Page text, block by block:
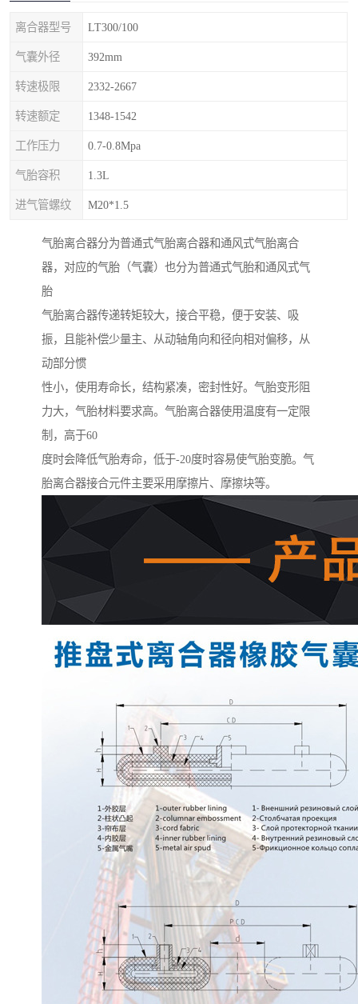
离合器型号 LT300/100
气囊外径 392mm
转速极限 2332-2667
转速额定 1348-1542
工作压力 0.7-0.8Mpa
气胎容积 1.3L
进气管螺纹 M20*1.5
气胎离合器分为普通式气胎离合器和通风式气胎离合
器，对应的气胎（气囊）也分为普通式气胎和通风式气
胎
气胎离合器传递转矩较大，接合平稳，便于安装、吸
振，且能补偿少量主、从动轴角向和径向相对偏移，从
动部分惯
性小，使用寿命长，结构紧凑，密封性好。气胎变形阻
力大，气胎材料要求高。气胎离合器使用温度有一定限
制，高于60
度时会降低气胎寿命，低于-20度时容易使气胎变脆。气
胎离合器接合元件主要采用摩擦片、摩擦块等。